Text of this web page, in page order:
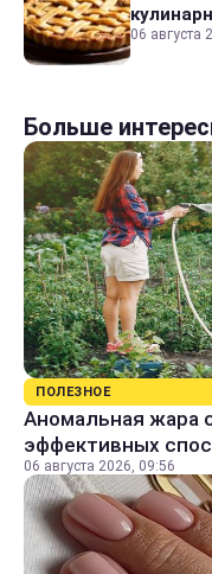
06 августа
Больше
ПОЛЕЗНОЕ
Аномальная жара
эффективных
06 августа 2026, 09:56